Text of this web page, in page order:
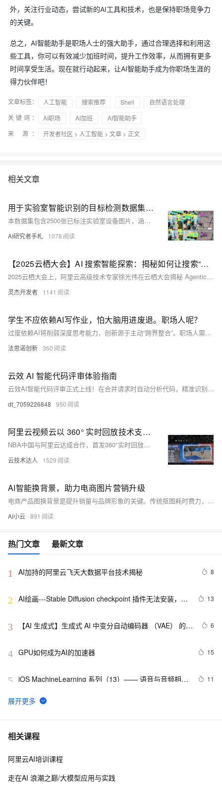
外，关注行业动态，尝试新的AI工具和技术，也是保持职场竞争力
的关键。
总之，AI智能助手是职场人士的强大助手，通过合理选择和利用这
些工具，你可以有效减少加班时间，提升工作效率，从而拥有更多
时间享受生活。现在就行动起来，让AI智能助手成为你职场生涯的
得力伙伴吧！
文章标签： 人工智能 搜索推荐 Shell
自然语言处理
关键词：
AI职场 AI加班
AI智能助手
来 源：
开发者社区 > 人工智能 > 文章 > 正文
相关文章
用于实验室智能识别的目标检测数据集（2500张图片已划分、已标注） | AI训练适用于目标检测任务
本数据集包含2500张已标注实验室设备图片，涵盖空调、灭火器、显示器等10类常见设备，适用于YOLO等目标检测模型训练。数据多样、标注规范，支持智能巡检、设备管理与科研教学，助力AI赋能智慧实验室建设。
AI研究者手札 1078
【2025云栖大会】AI 搜索智能探索：揭秘如何让搜索“有大脑”
2025云栖大会上，阿里云高级技术专家徐光伟在云栖大会揭秘 Agentic Search 技术，涵盖低维向量模型、多模态检索、NL2SQL及DeepSearch/Research智能体系统。未来，“AI搜索已从‘信息匹配’迈向‘智能决策’，阿里云将持续通过技术创新与产品化能力，为企业构建下一代智能信息获取系统。”
灵杰开发者 1141
学生不应依赖AI写作业，怕大脑用进废退。职场人呢？
过度依赖AI将削弱深度思考能力，创新源于主动“跨界整合”。职场人需警惕“思维外包”，善用AI为“杠杆”而非“拐杖”，保持自主思考方能突破边界。法思诺创新学院倡导：创新可训练，大脑越用越强。
法思诺创新 360
云效 AI 智能代码评审体验指南
云效AI智能代码评审正式上线！在合并请求时自动分析代码，精准识别问题，提升交付效率与质量。支持自定义规则、多语言评审，助力研发效能升级。立即体验AI驱动的代码评审革新，让AI成为你的代码质量伙伴！
dt_7059226848 950
阿里云视频云以 360° 实时回放技术支撑 NBA 2025 中国赛 —— AI 开启“智能观赛”新体验
NBA中国与阿里云达成合作，首发360°实时回放技术，融合AI视觉引擎，实现多视角、低延时、沉浸式观赛新体验，重新定义体育赛事观看方式。
云技术达人 1529
AI智能换背景，助力电商图片营销升级
电商产品图换背景是提升销量与品牌形象的关键。传统抠图耗时费力，AI技术则实现一键智能换背景，高效精准。本文详解燕雀光年AI全能设计、Canva、Remove.bg等十大AI工具，涵盖功能特点与选型建议，助力商家快速打造高质量、高吸引力的商品图，提升转化率与品牌价值。（238字）
AI小云 891
热门文章 最新文章
1 AI加持的阿里云飞天大数据平台技术揭秘 8
2 AI绘画---Stable Diffusion checkpoint 插件无法安装，中
13
3
【AI 生成式】生成式 AI 中变分自动编码器 （VAE） 的概
6
4 GPU如何成为AI的加速器 15
5 iOS MachineLearning 系列（13）—— 语音与音频相关
11
6 巨头逐鹿智能医疗，AI的下一个“蓝海”初露端倪
7 人工智能和机器人将成为数据中心最佳“伴侣”
8 【AI 场景】人工智能在自然语言理解方面的挑战和解决
相关课程
阿里云AI培训课程
走在AI 浪潮之巅/大模型应用与实践